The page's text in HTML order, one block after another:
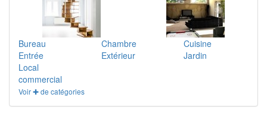
Bureau Chambre
Cuisine
Entrée
Extérieur
Jardin
Local
commercial
Voir ✚ de catégories